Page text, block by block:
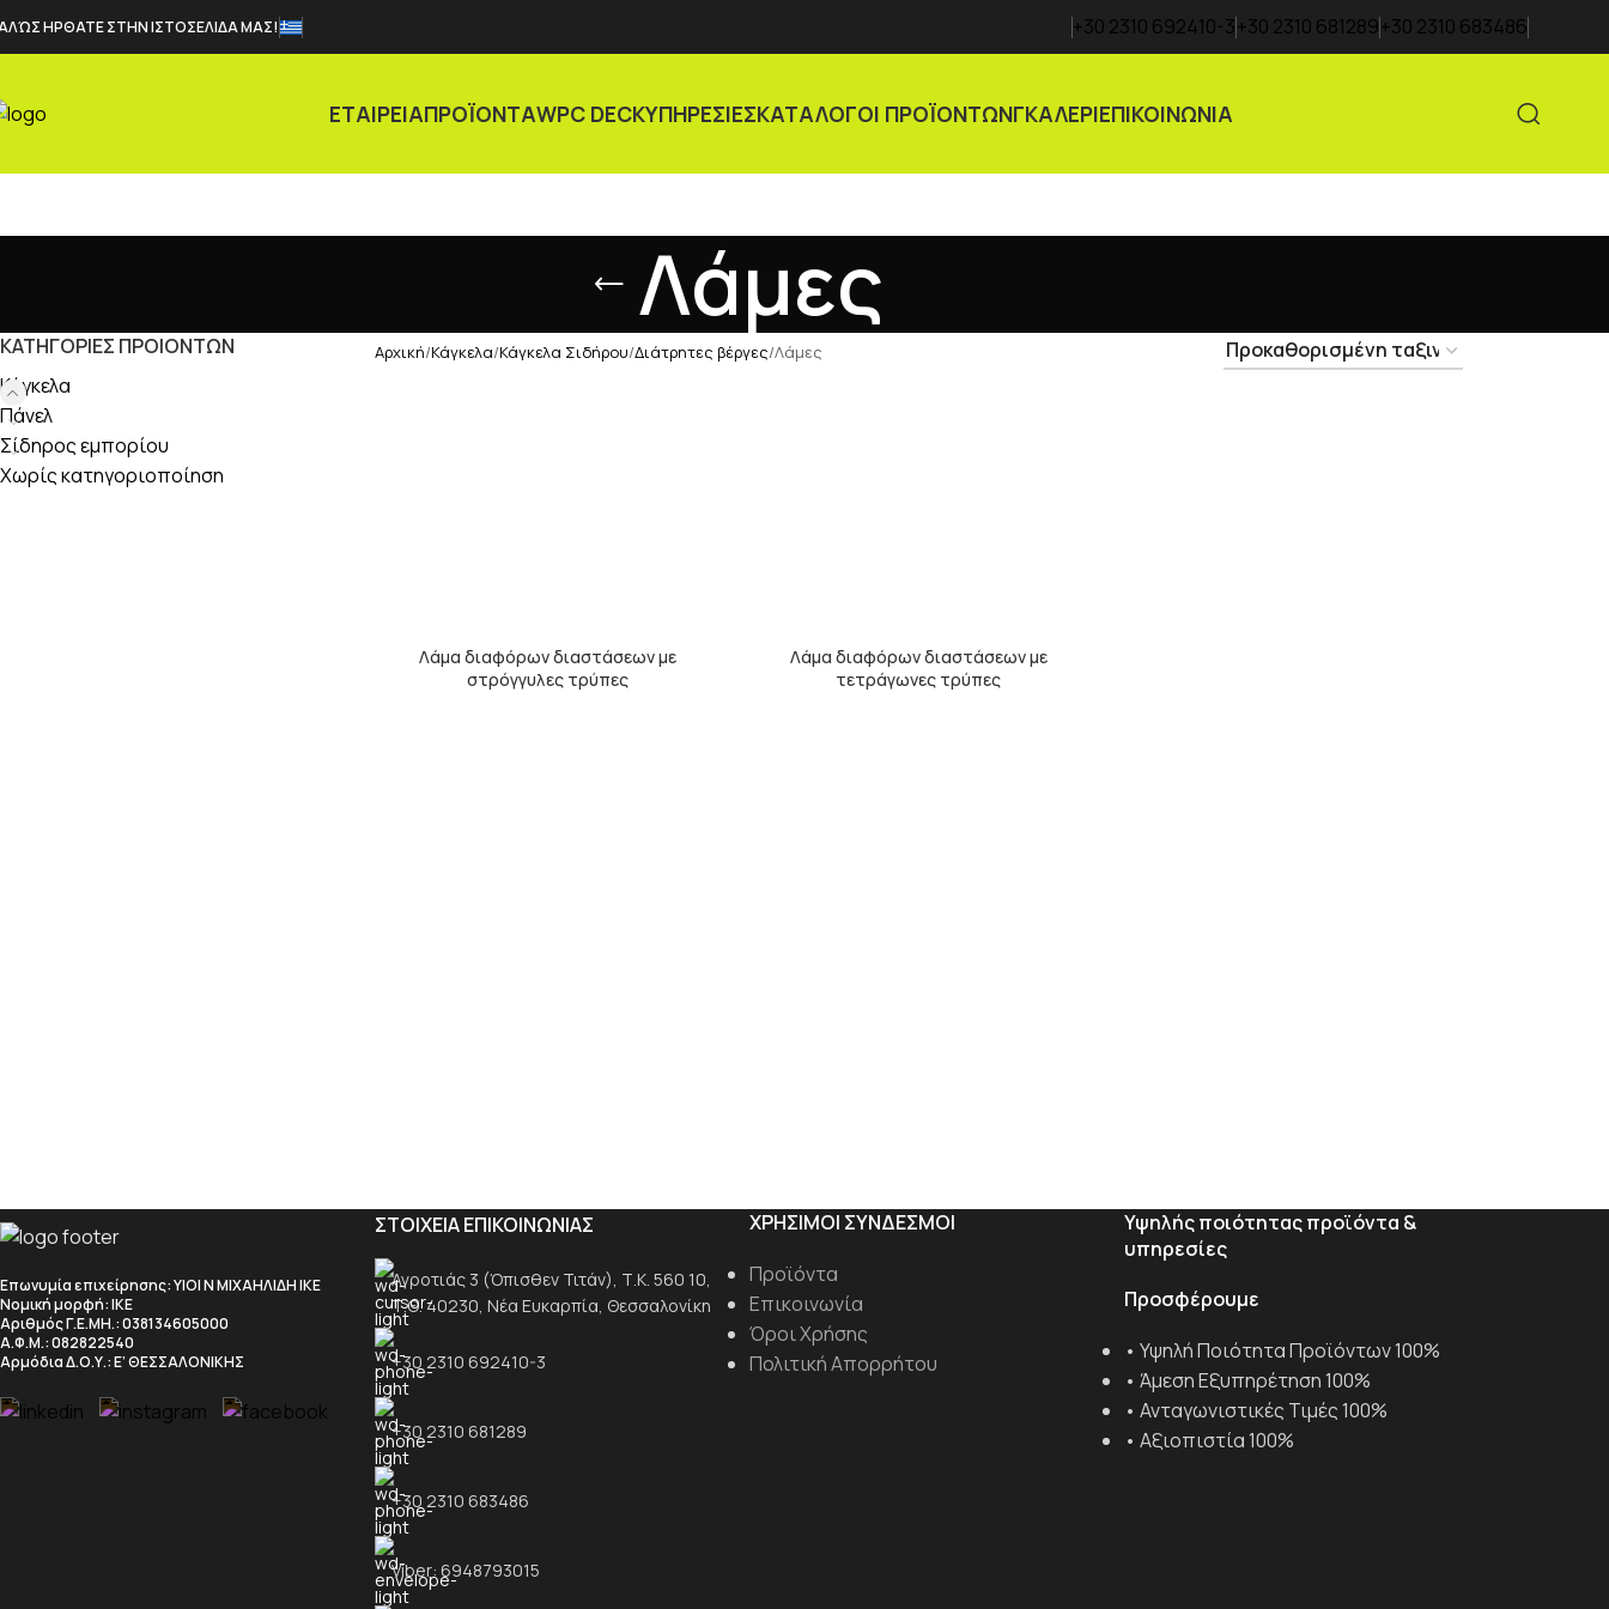
ΗΡΘΑΤΕ ΣΤΗΝ ΙΣΤΟΣΕΛΙΔΑ ΜΑΣ! +30 2310 692410-3+30 2310 681289+30 2310 683486
ΕΤΑΙΡΕΙΑΠΡΟΪΟΝΤΑ
Διακοσμητικά σιδήρου
Διάτρητες βέργες
Εκκλησιαστικά σχέδια από λαμαρίνα
ΚΑΓΚΕΛΑ INOX
Λαμαρίνες κοπής Laser
Μπρούτζινα εξαρτήματα
Στοιχεία
Σφυρήλατες λάμες
Σωληνωτά κολωνάκια
WPC DECKΥΠΗΡΕΣΙΕΣΚΑΤΑΛΟΓΟΙ ΠΡΟΪΟΝΤΩΝΓΚΑΛΕΡΙΕΠΙΚΟΙΝΩΝΙΑ
Λάμες
ΚΑΤΗΓΟΡΙΕΣ ΠΡΟΙΟΝΤΩΝ
Κάγκελα
Πάνελ
Σίδηρος εμπορίου
Χωρίς κατηγοριοποίηση
Αρχική Κάγκελα Κάγκελα Σιδήρου Διάτρητες βέργες Λάμες
Λάμα διαφόρων διαστάσεων με
στρόγγυλες τρύπες
Λάμα διαφόρων διαστάσεων με
τετράγωνες τρύπες
Επωνυμία επιχείρησης: ΥΙΟΙ Ν ΜΙΧΑΗΛΙΔΗ ΙΚΕ
Νομική μορφή: ΙΚΕ
Αριθμός Γ.Ε.ΜΗ.: 038134605000
Α.Φ.Μ.: 082822540
Αρμόδια Δ.Ο.Υ.: Ε’ ΘΕΣΣΑΛΟΝΙΚΗΣ
ΣΤΟΙΧΕΙΑ ΕΠΙΚΟΙΝΩΝΙΑΣ
Αγροτιάς 3 (Όπισθεν Τιτάν), Τ.Κ. 560 10,
Τ.Θ. 40230, Νέα Ευκαρπία, Θεσσαλονίκη
+30 2310 692410-3
+30 2310 681289
+30 2310 683486
Viber: 6948793015
ΧΡΗΣΙΜΟΙ ΣΥΝΔΕΣΜΟΙ
Προϊόντα
Επικοινωνία
Όροι Χρήσης
Πολιτική Απορρήτου
Υψηλής ποιότητας προϊόντα &
υπηρεσίες
Προσφέρουμε
• Υψηλή Ποιότητα Προϊόντων 100%
• Άμεση Εξυπηρέτηση 100%
• Ανταγωνιστικές Τιμές 100%
• Αξιοπιστία 100%